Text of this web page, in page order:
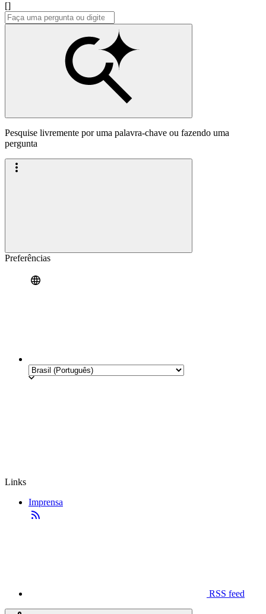
[]
Pesquise livremente por uma palavra-chave ou fazendo uma
pergunta
Preferências
Links
Imprensa
RSS feed